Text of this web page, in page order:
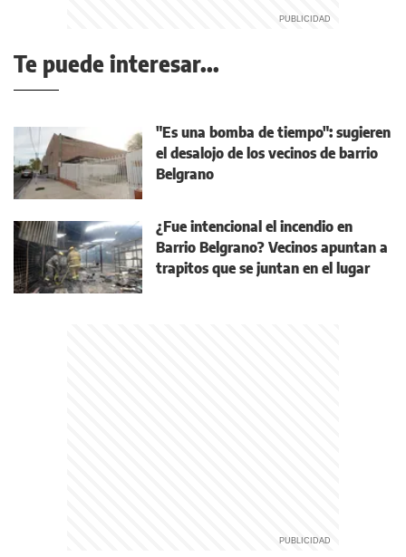
Te puede interesar...
"Es una bomba de tiempo": sugieren
el desalojo de los vecinos de barrio
Belgrano
¿Fue intencional el incendio en
Barrio Belgrano? Vecinos apuntan a
trapitos que se juntan en el lugar